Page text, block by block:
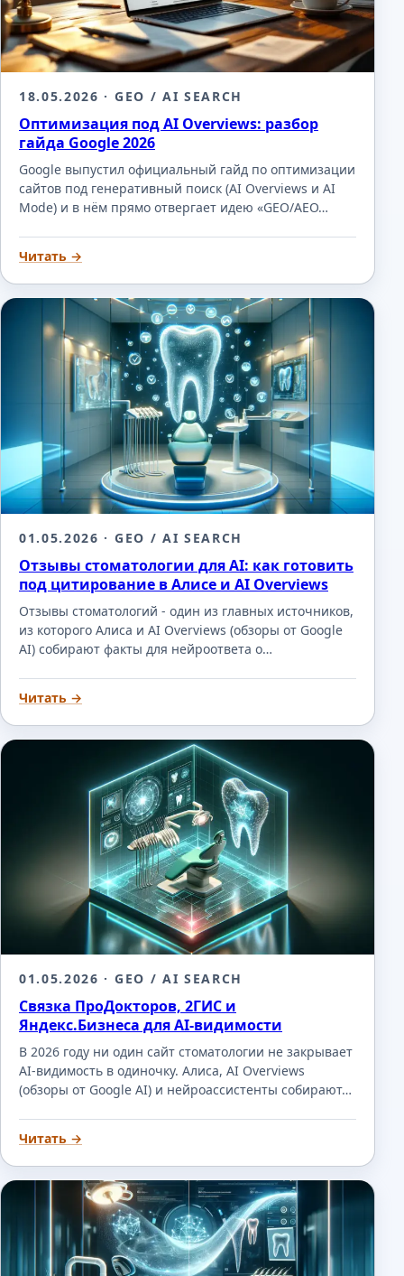
18.05.2026 · GEO / AI SEARCH
Оптимизация под AI Overviews: разбор
гайда Google 2026
Google выпустил официальный гайд по оптимизации
сайтов под генеративный поиск (AI Overviews и AI
Mode) и в нём прямо отвергает идею «GEO/AEO…
Читать →
01.05.2026 · GEO / AI SEARCH
Отзывы стоматологии для AI: как готовить
под цитирование в Алисе и AI Overviews
Отзывы стоматологий - один из главных источников,
из которого Алиса и AI Overviews (обзоры от Google
AI) собирают факты для нейроответа о…
Читать →
01.05.2026 · GEO / AI SEARCH
Связка ПроДокторов, 2ГИС и
Яндекс.Бизнеса для AI-видимости
В 2026 году ни один сайт стоматологии не закрывает
AI-видимость в одиночку. Алиса, AI Overviews
(обзоры от Google AI) и нейроассистенты собирают…
Читать →